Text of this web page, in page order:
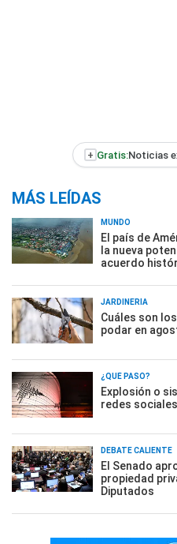
+ Gratis:Noticias
MÁS LEÍDAS
MUNDO
El país de
la nueva
acuerdo
JARDINERÍA
Cuáles son
podar en
¿QUÉ PASÓ?
Explosión o
redes
DEBATE CALIENTE
El Senado
propiedad
Diputados